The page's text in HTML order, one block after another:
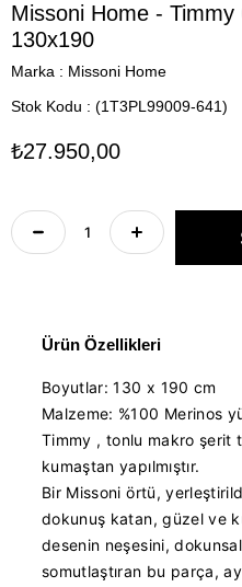
Missoni Home - Timmy
130x190
Marka : Missoni Home
Stok Kodu
(1T3PL99009-641)
₺27.950,00
Ürün Özellikleri
Boyutlar: 130 x 190 cm
Malzeme: %100 Merinos
Timmy , tonlu makro şerit
kumaştan yapılmıştır.
Bir Missoni örtü,
dokunuş katan, güzel ve
desenin neşesini,
somutlaştıran bu parça,